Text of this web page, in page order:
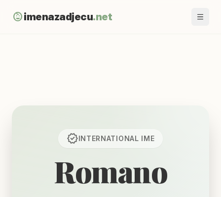
child_careimenazadjecu.net
verifiedINTERNATIONAL IME
Romano